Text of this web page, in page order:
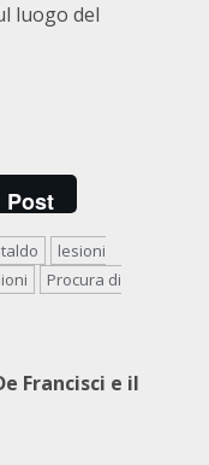
luogo del
Post
lesioni
Procura di
Francisci e il